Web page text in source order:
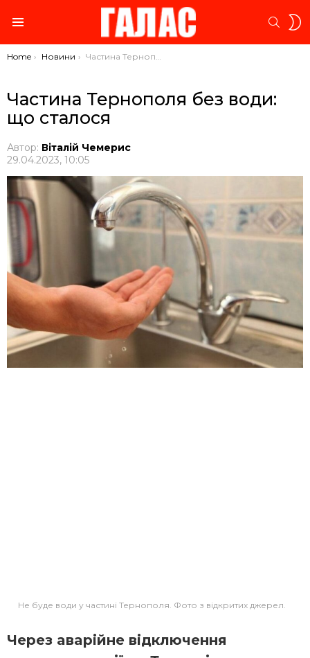
You are here:
Home Новини Частина Тернополя без води: що сталося
Частина Тернополя без води:
що сталося
Автор: Віталій Чемерис
29.04.2023, 10:05
Не буде води у частині Тернополя. Фото з відкритих джерел.
Через aвaрійне відключення